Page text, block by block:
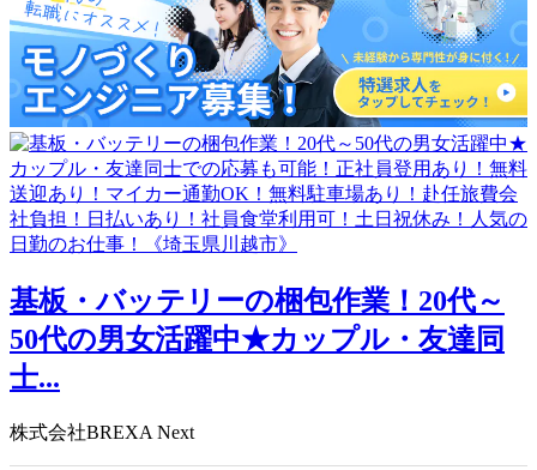
基板・バッテリーの梱包作業！20代～
50代の男女活躍中★カップル・友達同
士...
株式会社BREXA Next